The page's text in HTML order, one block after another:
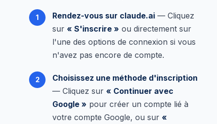
Rendez-vous sur claude.ai — Cliquez
sur « S'inscrire » ou directement sur
l'une des options de connexion si vous
n'avez pas encore de compte.
Choisissez une méthode d'inscription
— Cliquez sur « Continuer avec
Google » pour créer un compte lié à
votre compte Google, ou sur «